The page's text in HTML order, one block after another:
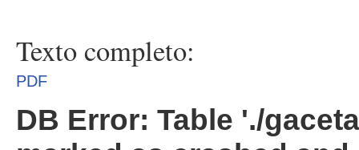
Texto completo:
PDF
DB Error: Table './